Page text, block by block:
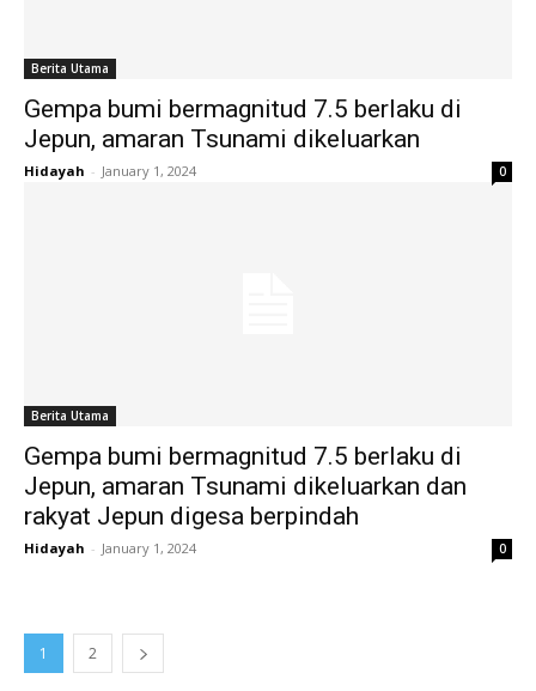
Berita Utama
Gempa bumi bermagnitud 7.5 berlaku di
Jepun, amaran Tsunami dikeluarkan
Hidayah - January 1, 2024 0
Berita Utama
Gempa bumi bermagnitud 7.5 berlaku di
Jepun, amaran Tsunami dikeluarkan dan
rakyat Jepun digesa berpindah
Hidayah - January 1, 2024 0
1 2